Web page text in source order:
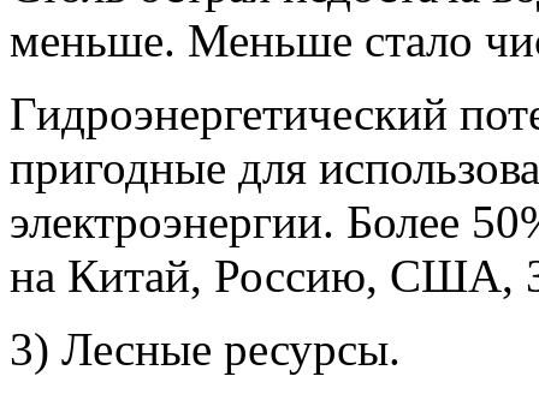
меньше. Меньше стало
Гидроэнергетический
пригодные для
электроэнергии. Более
на Китай, Россию, США,
3) Лесные ресурсы.